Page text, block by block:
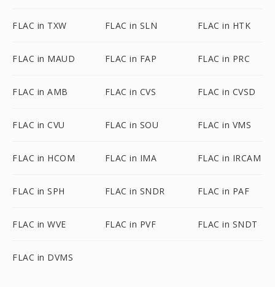
FLAC in TXW FLAC in SLN FLAC in HTK
FLAC in MAUD FLAC in FAP FLAC in PRC
FLAC in AMB FLAC in CVS FLAC in CVSD
FLAC in CVU FLAC in SOU FLAC in VMS
FLAC in HCOM FLAC in IMA FLAC in IRCAM
FLAC in SPH FLAC in SNDR FLAC in PAF
FLAC in WVE FLAC in PVF FLAC in SNDT
FLAC in DVMS